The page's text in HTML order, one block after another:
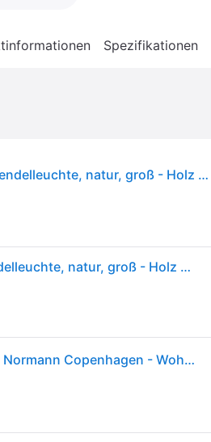
Spezifikationen
Normann Copenhagen - Bau Pendelleuchte, natur, groß - Holz natur
Normann Copenhagen - Bau Pendelleuchte, natur, groß - Holz natur
Bau Pendelleuchte Large Nature - Normann Copenhagen - Wohnzimmer - Holz